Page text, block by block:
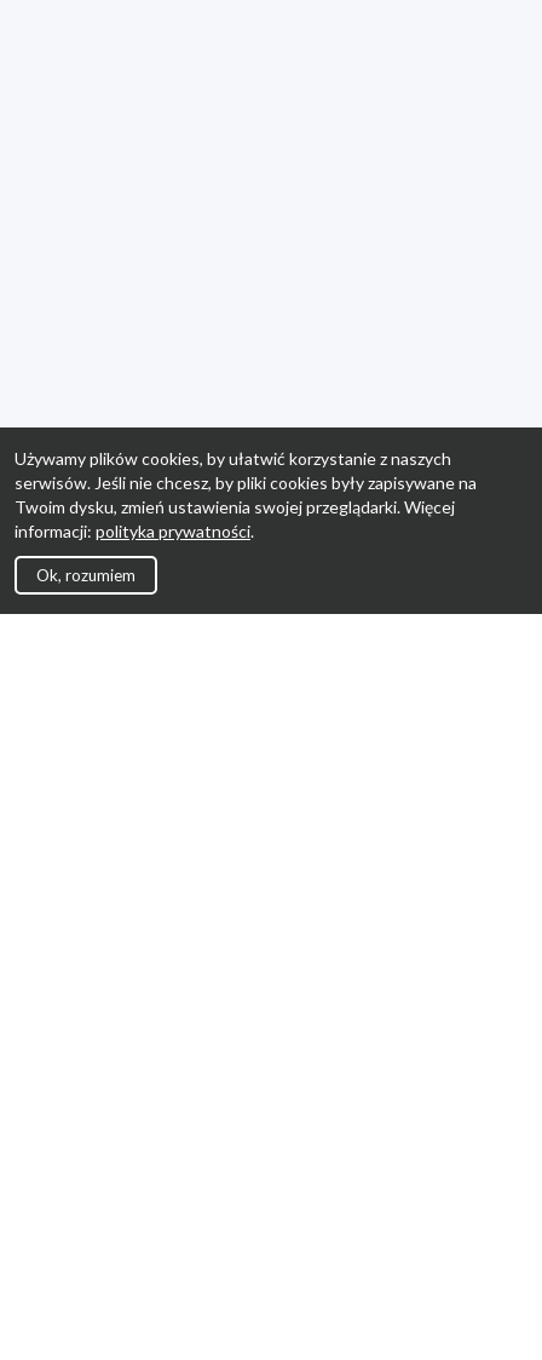
Używamy plików cookies, by ułatwić korzystanie z naszych
serwisów. Jeśli nie chcesz, by pliki cookies były zapisywane na
Twoim dysku, zmień ustawienia swojej przeglądarki. Więcej
informacji: polityka prywatności.
Ok, rozumiem